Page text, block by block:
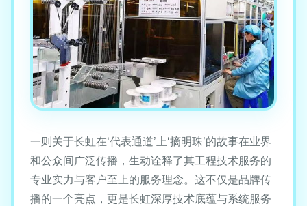
一则关于长虹在‘代表通道’上‘摘明珠’的故事在业界
和公众间广泛传播，生动诠释了其工程技术服务的
专业实力与客户至上的服务理念。这不仅是品牌传
播的一个亮点，更是长虹深厚技术底蕴与系统服务